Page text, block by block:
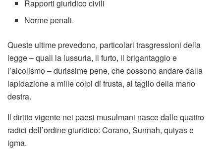
Rapporti giuridico civili
Norme penali.
Queste ultime prevedono, particolari trasgressioni della
legge – quali la lussuria, il furto, il brigantaggio e
l’alcolismo – durissime pene, che possono andare dalla
lapidazione a mille colpi di frusta, al taglio della mano
destra.
Il diritto vigente nei paesi musulmani nasce dalle quattro
radici dell’ordine giuridico: Corano, Sunnah, quiyas e
igma.